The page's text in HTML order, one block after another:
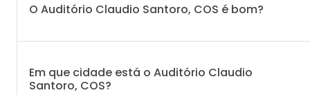
O Auditório Claudio Santoro, COS é bom?
Em que cidade está o Auditório Claudio
Santoro, COS?